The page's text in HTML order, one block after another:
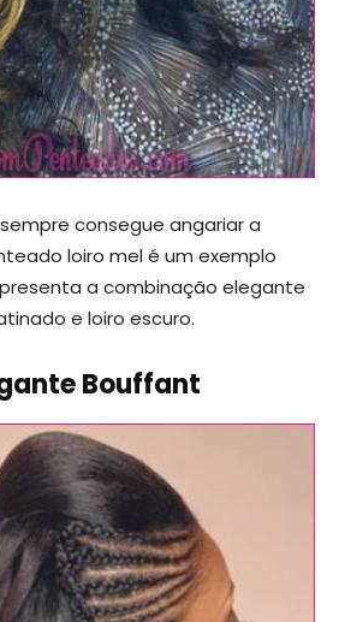
consegue angariar a
loiro mel é um exemplo
a combinação elegante
e loiro escuro.
Bouffant